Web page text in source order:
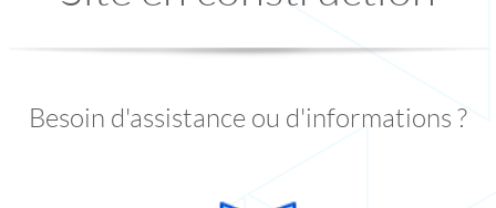
Besoin d'assistance ou d'informations ?